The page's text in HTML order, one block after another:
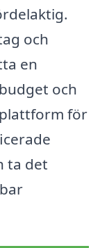
och
en
och
för
ta det